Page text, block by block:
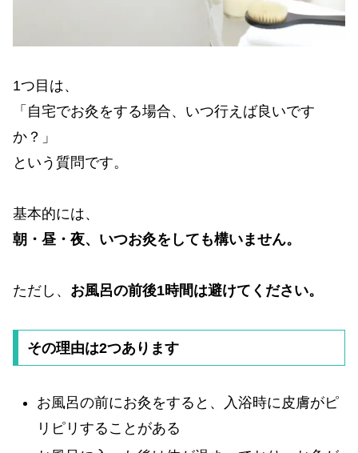
1つ目は、
「自宅でお灸をする場合、いつ行えば良いです
か？」
という質問です。
基本的には、
朝・昼・夜、いつお灸をしても構いません。
ただし、 お風呂の前後1時間は避けてください。
その理由は2つあります
お風呂の前にお灸をすると、入浴時に皮膚がピ
リピリすることがある